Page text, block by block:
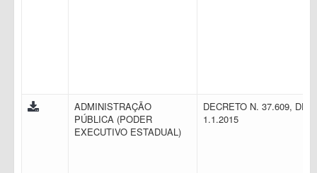
ADMINISTRAÇÃO
PÚBLICA (PODER
EXECUTIVO ESTADUAL)
DECRETO N. 37.609, DE
1.1.2015